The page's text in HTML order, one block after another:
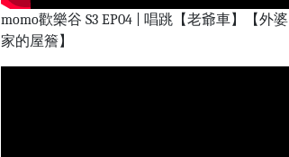
momo歡樂谷 S3 EP04 | 唱跳【老爺車】【外婆
家的屋簷】